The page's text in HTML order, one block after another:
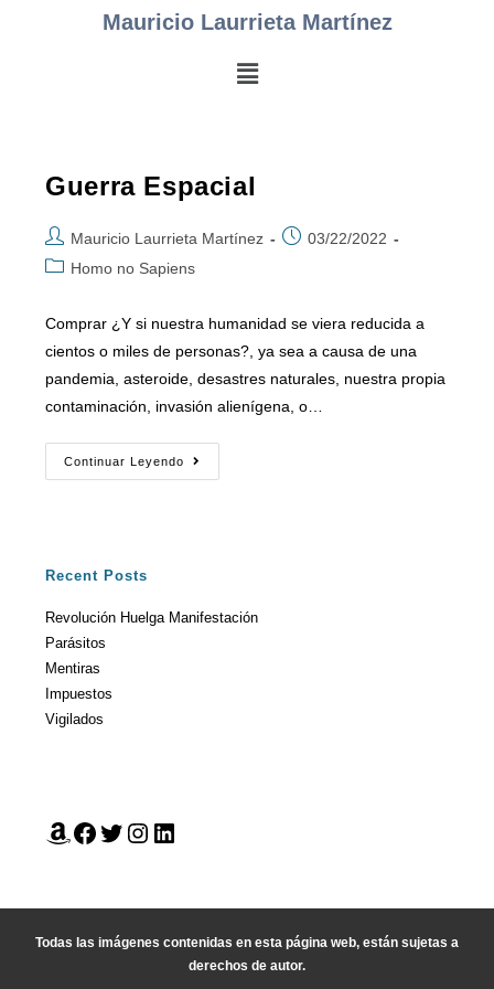
Mauricio Laurrieta Martínez
Guerra Espacial
Mauricio Laurrieta Martínez
03/22/2022
Homo no Sapiens
Comprar ¿Y si nuestra humanidad se viera reducida a
cientos o miles de personas?, ya sea a causa de una
pandemia, asteroide, desastres naturales, nuestra propia
contaminación, invasión alienígena, o…
Continuar Leyendo
Recent Posts
Revolución Huelga Manifestación
Parásitos
Mentiras
Impuestos
Vigilados
Todas las imágenes contenidas en esta página web, están sujetas a
derechos de autor.